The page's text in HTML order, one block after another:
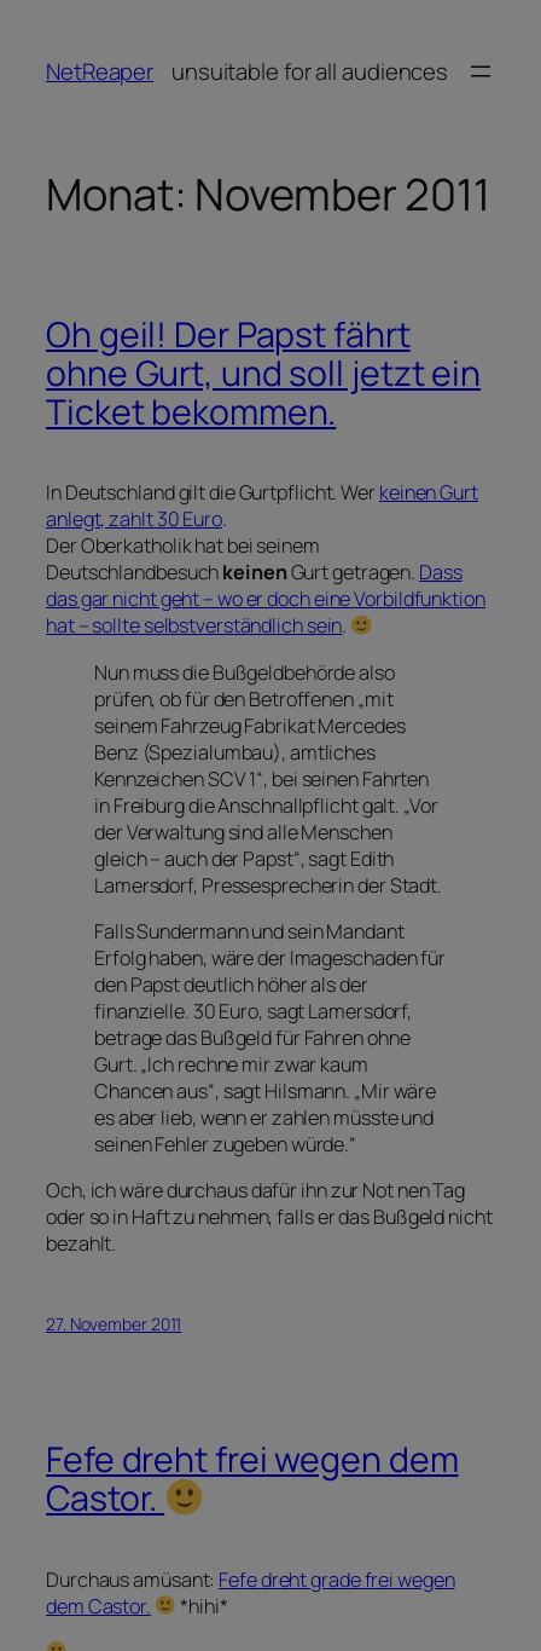
springen
NetReaper unsuitable for all audiences
Monat: November 2011
Oh geil! Der Papst fährt
ohne Gurt, und soll jetzt ein
Ticket bekommen.
In Deutschland gilt die Gurtpflicht. Wer keinen Gurt
anlegt, zahlt 30 Euro.
Der Oberkatholik hat bei seinem
DeutschlandbesuchkeinenGurt getragen. Dass
das gar nicht geht – wo er doch eine Vorbildfunktion
hat – sollte selbstverständlich sein.
Nun muss die Bußgeldbehörde also
prüfen, ob für den Betroffenen „mit
seinem Fahrzeug Fabrikat Mercedes
Benz (Spezialumbau), amtliches
Kennzeichen SCV 1“, bei seinen Fahrten
in Freiburg die Anschnallpflicht galt. „Vor
der Verwaltung sind alle Menschen
gleich – auch der Papst“, sagt Edith
Lamersdorf, Pressesprecherin der Stadt.
Falls Sundermann und sein Mandant
Erfolg haben, wäre der Imageschaden für
den Papst deutlich höher als der
finanzielle. 30 Euro, sagt Lamersdorf,
betrage das Bußgeld für Fahren ohne
Gurt. „Ich rechne mir zwar kaum
Chancen aus“, sagt Hilsmann. „Mir wäre
es aber lieb, wenn er zahlen müsste und
seinen Fehler zugeben würde.“
Och, ich wäre durchaus dafür ihn zur Not nen Tag
oder so in Haft zu nehmen, falls er das Bußgeld nicht
bezahlt.
27. November 2011
Fefe dreht frei wegen dem
Castor.
Durchaus amüsant: Fefe dreht grade frei wegen
dem Castor.
*hihi*